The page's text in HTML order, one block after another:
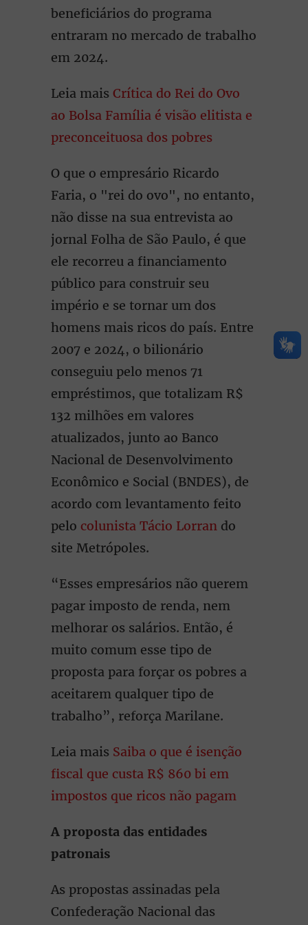
beneficiários do programa
entraram no mercado de trabalho
em 2024.
Leia mais Crítica do Rei do Ovo
ao Bolsa Família é visão elitista e
preconceituosa dos pobres
O que o empresário Ricardo
Faria, o "rei do ovo", no entanto,
não disse na sua entrevista ao
jornal Folha de São Paulo, é que
ele recorreu a financiamento
público para construir seu
império e se tornar um dos
homens mais ricos do país. Entre
2007 e 2024, o bilionário
conseguiu pelo menos 71
empréstimos, que totalizam R$
132 milhões em valores
atualizados, junto ao Banco
Nacional de Desenvolvimento
Econômico e Social (BNDES), de
acordo com levantamento feito
pelo colunista Tácio Lorran do
site Metrópoles.
“Esses empresários não querem
pagar imposto de renda, nem
melhorar os salários. Então, é
muito comum esse tipo de
proposta para forçar os pobres a
aceitarem qualquer tipo de
trabalho”, reforça Marilane.
Leia mais Saiba o que é isenção
fiscal que custa R$ 860 bi em
impostos que ricos não pagam
A proposta das entidades
patronais
As propostas assinadas pela
Confederação Nacional das